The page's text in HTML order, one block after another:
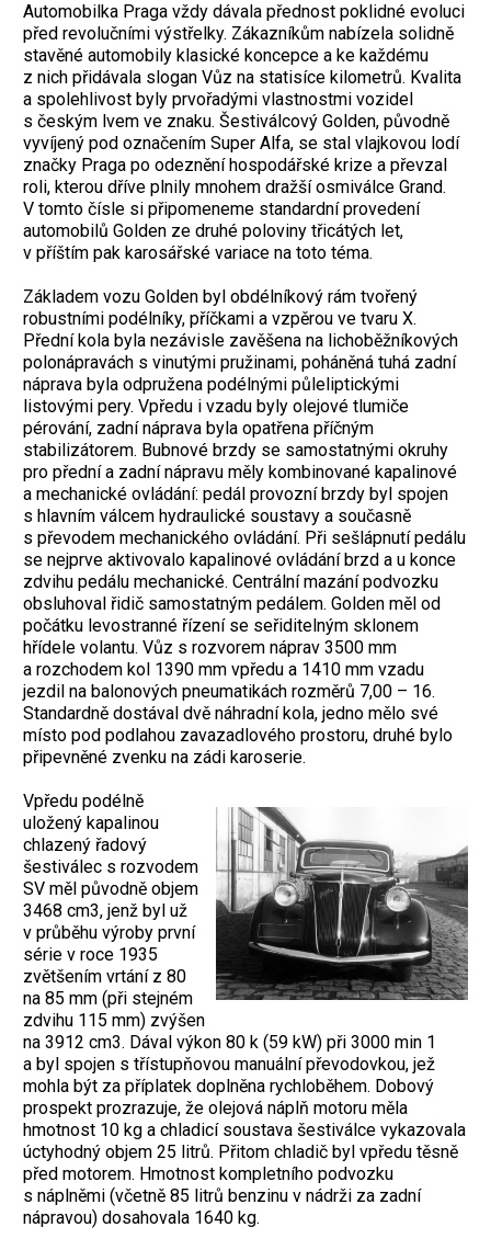
Automobilka Praga vždy dávala přednost poklidné evoluci
před revolučními výstřelky. Zákazníkům nabízela solidně
stavěné automobily klasické koncepce a ke každému
z nich přidávala slogan Vůz na statisíce kilometrů. Kvalita
a spolehlivost byly prvořadými vlastnostmi vozidel
s českým lvem ve znaku. Šestiválcový Golden, původně
vyvíjený pod označením Super Alfa, se stal vlajkovou lodí
značky Praga po odeznění hospodářské krize a převzal
roli, kterou dříve plnily mnohem dražší osmiválce Grand.
V tomto čísle si připomeneme standardní provedení
automobilů Golden ze druhé poloviny třicátých let,
v příštím pak karosářské variace na toto téma.
Základem vozu Golden byl obdélníkový rám tvořený
robustními podélníky, příčkami a vzpěrou ve tvaru X.
Přední kola byla nezávisle zavěšena na lichoběžníkových
polonápravách s vinutými pružinami, poháněná tuhá zadní
náprava byla odpružena podélnými půleliptickými
listovými pery. Vpředu i vzadu byly olejové tlumiče
pérování, zadní náprava byla opatřena příčným
stabilizátorem. Bubnové brzdy se samostatnými okruhy
pro přední a zadní nápravu měly kombinované kapalinové
a mechanické ovládání: pedál provozní brzdy byl spojen
s hlavním válcem hydraulické soustavy a současně
s převodem mechanického ovládání. Při sešlápnutí pedálu
se nejprve aktivovalo kapalinové ovládání brzd a u konce
zdvihu pedálu mechanické. Centrální mazání podvozku
obsluhoval řidič samostatným pedálem. Golden měl od
počátku levostranné řízení se seřiditelným sklonem
hřídele volantu. Vůz s rozvorem náprav 3500 mm
a rozchodem kol 1390 mm vpředu a 1410 mm vzadu
jezdil na balonových pneumatikách rozměrů 7,00 – 16.
Standardně dostával dvě náhradní kola, jedno mělo své
místo pod podlahou zavazadlového prostoru, druhé bylo
připevněné zvenku na zádi karoserie.
Vpředu podélně
uložený kapalinou
chlazený řadový
šestiválec s rozvodem
SV měl původně objem
3468 cm3, jenž byl už
v průběhu výroby první
série v roce 1935
zvětšením vrtání z 80
na 85 mm (při stejném
zdvihu 115 mm) zvýšen
na 3912 cm3. Dával výkon 80 k (59 kW) při 3000 min 1
a byl spojen s třístupňovou manuální převodovkou, jež
mohla být za příplatek doplněna rychloběhem. Dobový
prospekt prozrazuje, že olejová náplň motoru měla
hmotnost 10 kg a chladicí soustava šestiválce vykazovala
úctyhodný objem 25 litrů. Přitom chladič byl vpředu těsně
před motorem. Hmotnost kompletního podvozku
s náplněmi (včetně 85 litrů benzinu v nádrži za zadní
nápravou) dosahovala 1640 kg.